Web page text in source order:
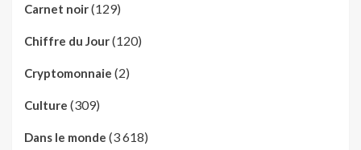
Carnet noir(129)
Chiffre du Jour(120)
Cryptomonnaie (2)
Culture (309)
Dans le monde (3 618)